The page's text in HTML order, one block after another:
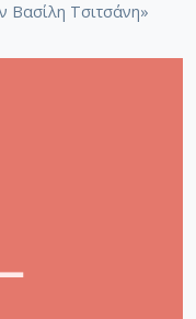
Τσιτσάνη»